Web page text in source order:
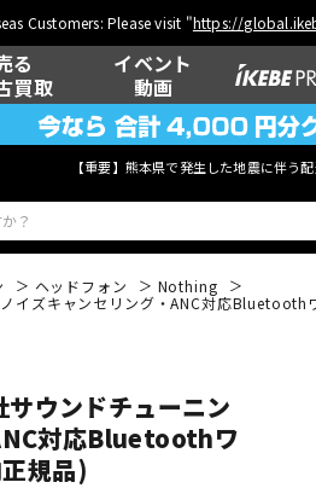
Customers: Please visit "https://
る
買取
イベント
動画
【重要】熊本県で発生した地震に伴う
管楽器
ヘッドフォン
Nothing
ズキャンセリング・ANC対応Bluetooth
ウンドチューニン
対応Bluetoothワ
規品)